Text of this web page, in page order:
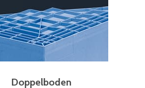
Doppelboden